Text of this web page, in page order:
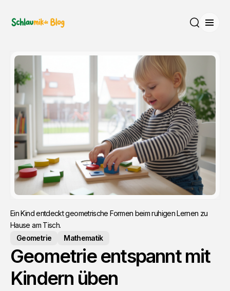
Ein Kind entdeckt geometrische Formen beim ruhigen Lernen zu
Hause am Tisch.
Geometrie
Mathematik
Geometrie entspannt mit
Kindern üben